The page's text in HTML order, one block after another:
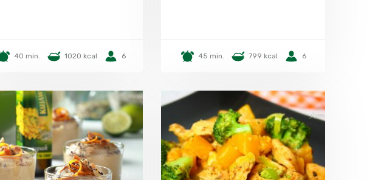
40 min. 1020 kcal 6 45 min. 799 kcal 6